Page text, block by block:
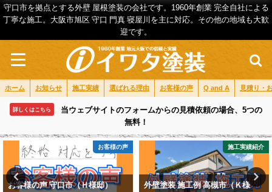
守口市を拠点とする外壁 屋根塗装の会社です。1960年創業 完全自社による
丁寧な施工。大阪市旭区 守口 門真 寝屋川を主に対応。その他の地域も大歓
迎です。
ホーム お知らせ 施工実績 選ばれる理由 お客様の声 Q and A 見積り・
詳しくはこちら
当ウェブサイトのフォームからの見積依頼の場合、5つの
無料！
お客様の声
お客様の声 守口市（Ｈ様邸）
施工実績紹介
外壁塗装 施工例 高槻市（Ｋ様